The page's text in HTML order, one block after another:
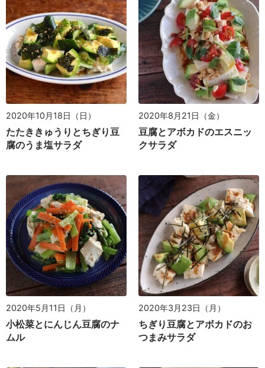
2020年10月18日（日）
たたききゅうりとちぎり豆
腐のうま塩サラダ
2020年8月21日（金）
豆腐とアボカドのエスニッ
クサラダ
2020年5月11日（月）
小松菜とにんじん豆腐のナ
ムル
2020年3月23日（月）
ちぎり豆腐とアボカドのお
つまみサラダ